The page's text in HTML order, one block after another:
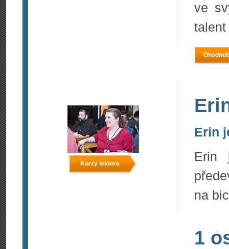
ve
Kurzy lektora
Erin
Erin
na
1